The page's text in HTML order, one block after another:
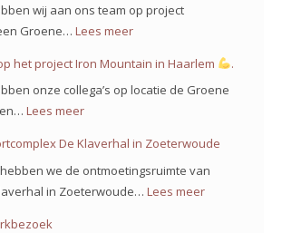
voortgang
de
Bolstoren
Nieuw
wij aan ons team op project
Groene… Lees meer:
voor
Noorderkeerkring!
het project Iron Mountain in Haarlem
.
onze collega’s op locatie de Groene
Lees meer:
ons
De Klaverhal in Zoeterwoude
we de ontmoetingsruimte van
in Zoeterwoude… Lees meer: